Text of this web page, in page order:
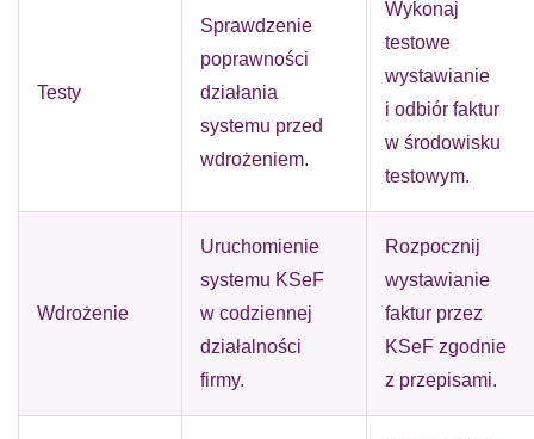
Testy
Sprawdzenie
poprawności
działania
systemu przed
wdrożeniem.
Wykonaj
testowe
wystawianie
i odbiór faktur
w środowisku
testowym.
Wdrożenie
Uruchomienie
systemu KSeF
w codziennej
działalności
firmy.
Rozpocznij
wystawianie
faktur przez
KSeF zgodnie
z przepisami.